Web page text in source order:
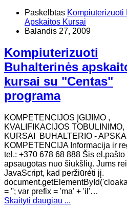
Paskelbtas Kompiuterizuoti
Apskaitos Kursai
Balandis 27, 2009
Kompiuterizuoti
Buhalterinės
kursai su "Centas"
programa
KOMPETENCIJOS ĮGIJIMO ,
KVALIFIKACIJOS TOBULINIMO,
KURSAI BUHALTERIO -
KOMPETENCIJA Informacija ir
tel.: +370 678 68 888 Šis el.pašto
apsaugotas nuo šiukšlių. Jums
JavaScript, kad peržiūrėti jį.
= ''; var prefix = 'ma' + 'il'…
Skaityti daugiau ...